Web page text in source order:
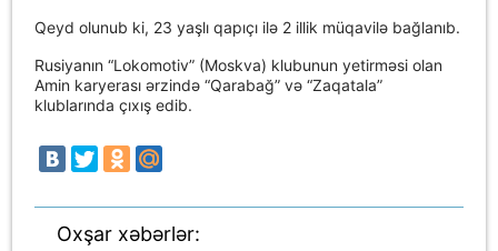
Qeyd olunub ki, 23 yaşlı qapıçı ilə 2 illik müqavilə bağlanıb.
Rusiyanın “Lokomotiv” (Moskva) klubunun yetirməsi olan
Amin karyerası ərzində “Qarabağ” və “Zaqatala”
klublarında çıxış edib.
Oxşar xəbərlər: